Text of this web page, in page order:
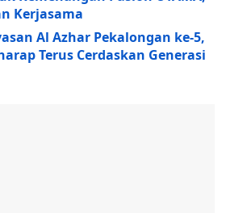
Kerjasama
Al Azhar Pekalongan ke-5,
Terus Cerdaskan Generasi